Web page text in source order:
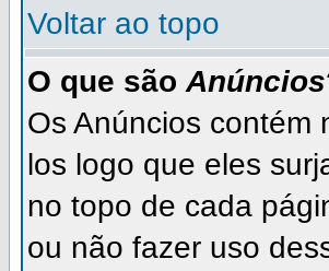
Voltar ao topo
O que são Anúncios
Os Anúncios contém
los logo que eles
no topo de cada
ou não fazer uso